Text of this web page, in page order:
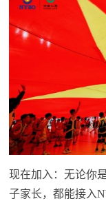
现在加入：无论你
子家长，都能接入